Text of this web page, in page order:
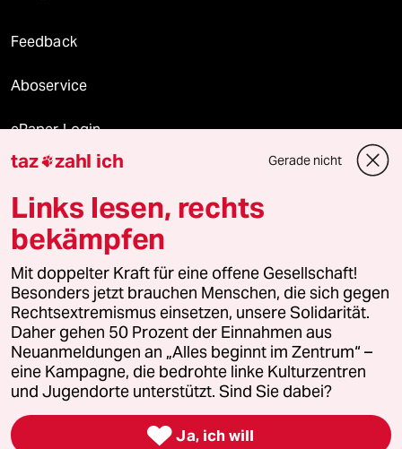
Feedback
Aboservice
ePaper Login
Downloads für Abonnierende
© 2026 taz Verlags und Vertriebs GmbH
Alle Rechte vorbehalten. Bei rechtlichen Fragen oder für Genehmigungen
wenden Sie sich bitte an
lizenzen@taz.de
Feedback Redaktionsstatut Kommune-Richtlinien
Leitlinie Informant Datenschutz Impressum AGB
Seitenwende Einwilligungen widerrufen (Ads)
taz zahl ich Gerade nicht
Links lesen, rechts
bekämpfen
Mit doppelter Kraft für eine offene Gesellschaft!
Besonders jetzt brauchen Menschen, die sich gegen
Rechtsextremismus einsetzen, unsere Solidarität.
Daher gehen 50 Prozent der Einnahmen aus
Neuanmeldungen an „Alles beginnt im Zentrum“ –
eine Kampagne, die bedrohte linke Kulturzentren
und Jugendorte unterstützt. Sind Sie dabei?
 Ja, ich will